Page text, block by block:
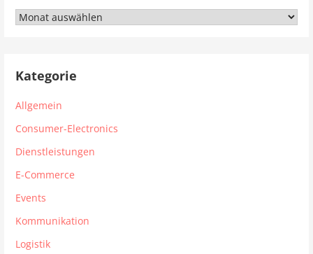
Archiv
Kategorie
Allgemein
Consumer-Electronics
Dienstleistungen
E-Commerce
Events
Kommunikation
Logistik